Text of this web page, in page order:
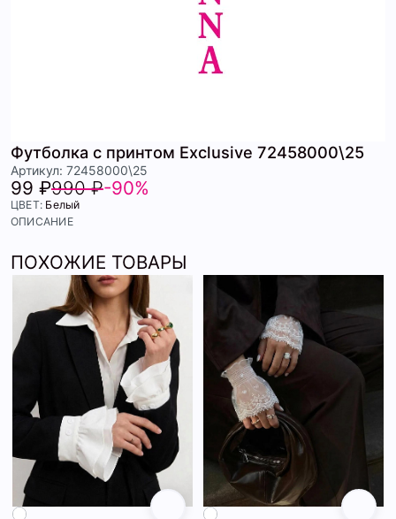
Футболка с принтом Exclusive 72458000\25
Артикул: 72458000\25
99 ₽990 ₽-90%
ЦВЕТ: Белый
ОПИСАНИЕ
ПОХОЖИЕ ТОВАРЫ